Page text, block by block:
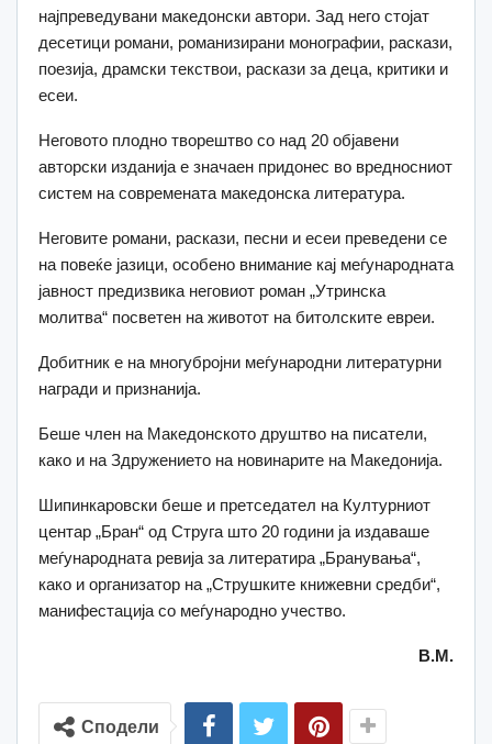
најпреведувани македонски автори. Зад него стојат
десетици романи, романизирани монографии, раскази,
поезија, драмски текствои, раскази за деца, критики и
есеи.
Неговото плодно творештво со над 20 објавени
авторски изданија е значаен придонес во вредносниот
систем на современата македонска литература.
Неговите романи, раскази, песни и есеи преведени се
на повеќе јазици, особено внимание кај меѓународната
јавност предизвика неговиот роман „Утринска
молитва“ посветен на животот на битолските евреи.
Добитник е на многубројни меѓународни литературни
награди и признанија.
Беше член на Македонското друштво на писатели,
како и на Здружението на новинарите на Македонија.
Шипинкаровски беше и претседател на Културниот
центар „Бран“ од Струга што 20 години ја издаваше
меѓународната ревија за литератира „Бранувања“,
како и организатор на „Струшките книжевни средби“,
манифестација со меѓународно учество.
В.М.
Сподели